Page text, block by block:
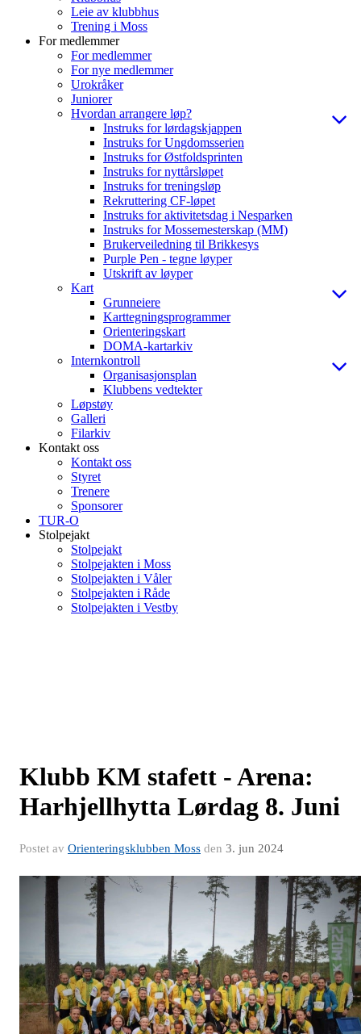
Leie av klubbhus
Trening i Moss
For medlemmer
For medlemmer
For nye medlemmer
Urokråker
Juniorer
Hvordan arrangere løp?
Instruks for lørdagskjappen
Instruks for Ungdomsserien
Instruks for Østfoldsprinten
Instruks for nyttårsløpet
Instruks for treningsløp
Rekruttering CF-løpet
Instruks for aktivitetsdag i Nesparken
Instruks for Mossemesterskap (MM)
Brukerveiledning til Brikkesys
Purple Pen - tegne løyper
Utskrift av løyper
Kart
Grunneiere
Karttegningsprogrammer
Orienteringskart
DOMA-kartarkiv
Internkontroll
Organisasjonsplan
Klubbens vedtekter
Løpstøy
Galleri
Filarkiv
Kontakt oss
Kontakt oss
Styret
Trenere
Sponsorer
TUR-O
Stolpejakt
Stolpejakt
Stolpejakten i Moss
Stolpejakten i Våler
Stolpejakten i Råde
Stolpejakten i Vestby
Klubb KM stafett - Arena:
Harhjellhytta Lørdag 8. Juni
Postet av Orienteringsklubben Moss den 3. jun 2024